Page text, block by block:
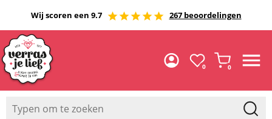
Wij scoren een 9.7 267 beoordelingen
0 0